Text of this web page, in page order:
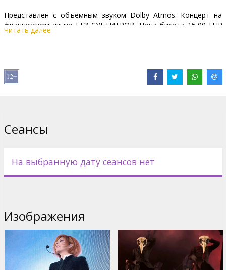
Представлен с объемным звуком Dolby Atmos. Концерт на
французском языке БЕЗ СУБТИТРОВ. Цена билета 15,00 EUR
(скидки и подарочные карты не применяются).
Дистрибьютор:
Pежиссер :
Читать далее
Сеансы
На выбранную дату сеансов нет
Изображения